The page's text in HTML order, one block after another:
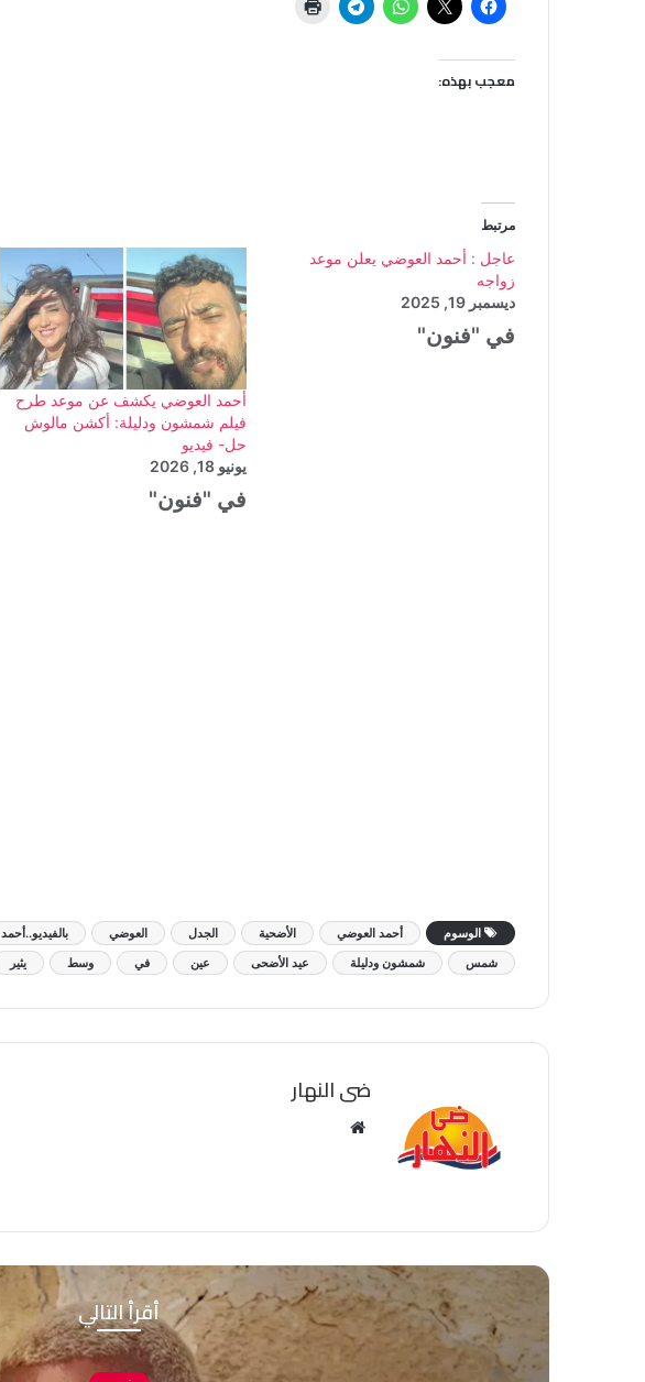
معجب بهذه:
مرتبط
عاجل : أحمد العوضي يعلن موعد
زواجه
ديسمبر 19, 2025
في "فنون"
أحمد العوضي يكشف عن موعد طرح
فيلم شمشون ودليلة: أكشن مالوش
حل- فيديو
يونيو 18, 2026
في "فنون"
الوسوم أحمد العوضي الأضحية الجدل العوضي بالفيديو..أحمد
شمس
شمشون ودليلة عيد الأضحى عين في وسط يثير
ضى النهار
أقرأ التالي